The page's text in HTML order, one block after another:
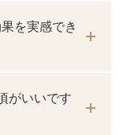
を実感でき
がいいです